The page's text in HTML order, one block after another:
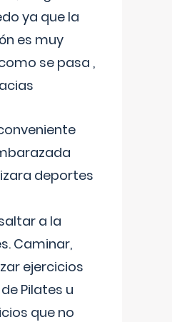
ya que la
es muy
se pasa ,
deportes
a la
Caminar,
ejercicios
Pilates u
que no